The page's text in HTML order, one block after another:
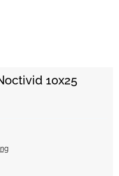
10x25